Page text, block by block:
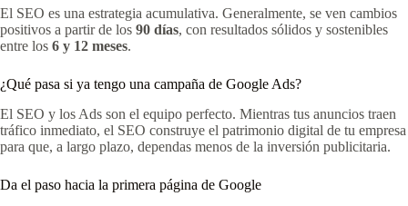
El SEO es una estrategia acumulativa. Generalmente, se ven cambios
positivos a partir de los 90 días, con resultados sólidos y sostenibles
entre los 6 y 12 meses.
¿Qué pasa si ya tengo una campaña de Google Ads?
El SEO y los Ads son el equipo perfecto. Mientras tus anuncios traen
tráfico inmediato, el SEO construye el patrimonio digital de tu empresa
para que, a largo plazo, dependas menos de la inversión publicitaria.
Da el paso hacia la primera página de Google